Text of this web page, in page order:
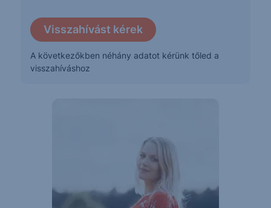
Visszahívást kérek
A következőkben néhány adatot kérünk tőled a
visszahíváshoz